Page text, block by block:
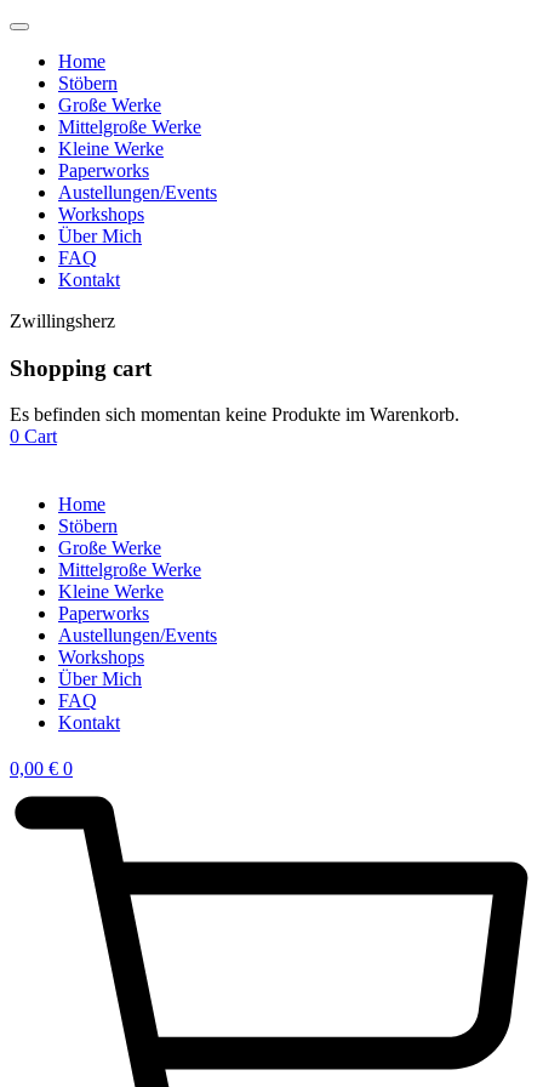
Home
Stöbern
Große Werke
Mittelgroße Werke
Kleine Werke
Paperworks
Austellungen/Events
Workshops
Über Mich
FAQ
Kontakt
Zwillingsherz
Shopping cart
Es befinden sich momentan keine Produkte im Warenkorb.
0 Cart
Home
Stöbern
Große Werke
Mittelgroße Werke
Kleine Werke
Paperworks
Austellungen/Events
Workshops
Über Mich
FAQ
Kontakt
0,00 € 0